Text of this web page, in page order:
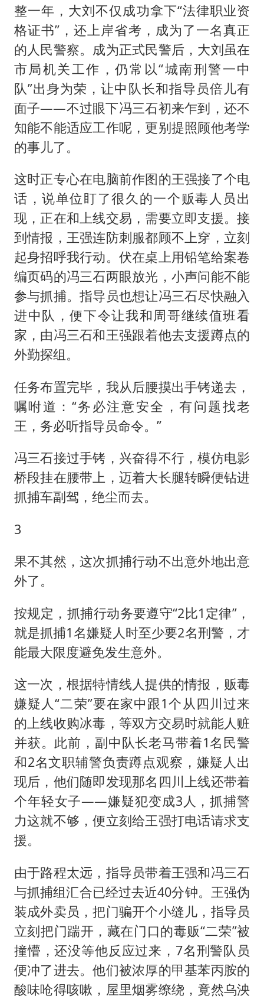
整一年，大刘不仅成功拿下“法律职业资
格证书”，还上岸省考，成为了一名真正
的人民警察。成为正式民警后，大刘虽在
市局机关工作，仍常以“城南刑警一中
队”出身为荣，让中队长和指导员倍儿有
面子——不过眼下冯三石初来乍到，还不
知能不能适应工作呢，更别提照顾他考学
的事儿了。
这时正专心在电脑前作图的王强接了个电
话，说单位盯了很久的一个贩毒人员出
现，正在和上线交易，需要立即支援。接
到情报，王强连防刺服都顾不上穿，立刻
起身招呼我行动。伏在桌上用铅笔给案卷
编页码的冯三石两眼放光，小声问能不能
参与抓捕。指导员也想让冯三石尽快融入
进中队，便下令让我和周哥继续值班看
家，由冯三石和王强跟着他去支援蹲点的
外勤探组。
任务布置完毕，我从后腰摸出手铐递去，
嘱咐道：“务必注意安全，有问题找老
王，务必听指导员命令。”
冯三石接过手铐，兴奋得不行，模仿电影
桥段挂在腰带上，迈着大长腿转瞬便钻进
抓捕车副驾，绝尘而去。
3
果不其然，这次抓捕行动不出意外地出意
外了。
按规定，抓捕行动务要遵守“2比1定律”，
就是抓捕1名嫌疑人时至少要2名刑警，才
能最大限度避免发生意外。
这一次，根据特情线人提供的情报，贩毒
嫌疑人“二荣”要在家中跟1个从四川过来
的上线收购冰毒，等双方交易时就能人赃
并获。此前，副中队长老马带着1名民警
和2名文职辅警负责蹲点观察，嫌疑人出
现后，他们随即发现那名四川上线还带着
个年轻女子——嫌疑犯变成3人，抓捕警
力这就不够，便立刻给王强打电话请求支
援。
由于路程太远，指导员带着王强和冯三石
与抓捕组汇合已经过去近40分钟。王强伪
装成外卖员，把门骗开个小缝儿，指导员
立刻把门踹开，藏在门口的毒贩“二荣”被
撞懵，还没等他反应过来，7名刑警队员
便冲了进去。他们被浓厚的甲基苯丙胺的
酸味呛得咳嗽，屋里烟雾缭绕，竟然乌泱